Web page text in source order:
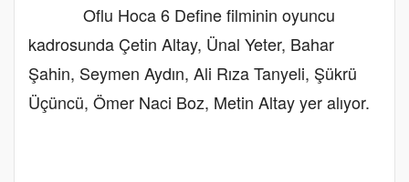
Oflu Hoca 6 Define filminin oyuncu
kadrosunda Çetin Altay, Ünal Yeter, Bahar
Şahin, Seymen Aydın, Ali Rıza Tanyeli, Şükrü
Üçüncü, Ömer Naci Boz, Metin Altay yer alıyor.